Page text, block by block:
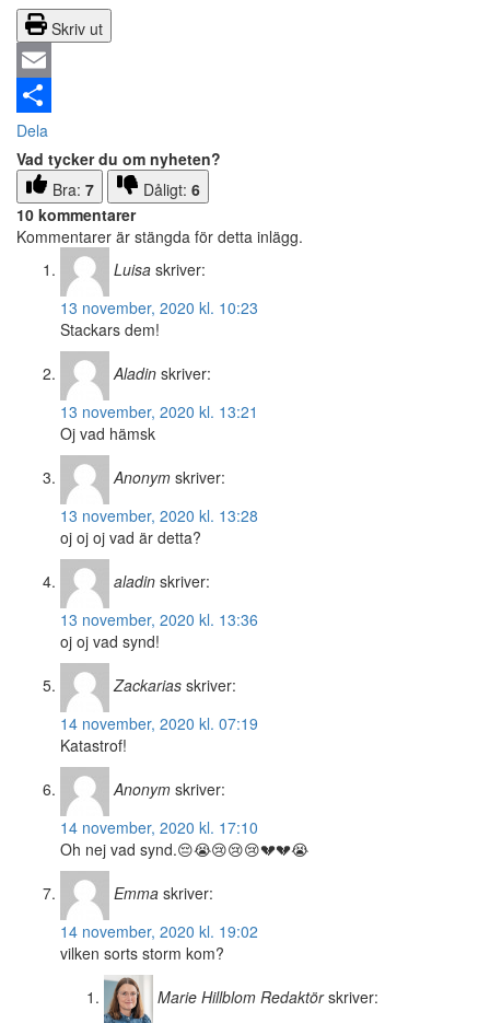
Skriv ut
Email
Dela
Vad tycker du om nyheten?
Bra: 7 Dåligt: 6
10 kommentarer
Kommentarer är stängda för detta inlägg.
Luisa skriver:
13 november, 2020 kl. 10:23
Stackars dem!
Aladin skriver:
13 november, 2020 kl. 13:21
Oj vad hämsk
Anonym skriver:
13 november, 2020 kl. 13:28
oj oj oj vad är detta?
aladin skriver:
13 november, 2020 kl. 13:36
oj oj vad synd!
Zackarias skriver:
14 november, 2020 kl. 07:19
Katastrof!
Anonym skriver:
14 november, 2020 kl. 17:10
Oh nej vad synd.😔😭😢😢😢💔💔😭
Emma skriver:
14 november, 2020 kl. 19:02
vilken sorts storm kom?
Marie Hillblom Redaktör skriver: